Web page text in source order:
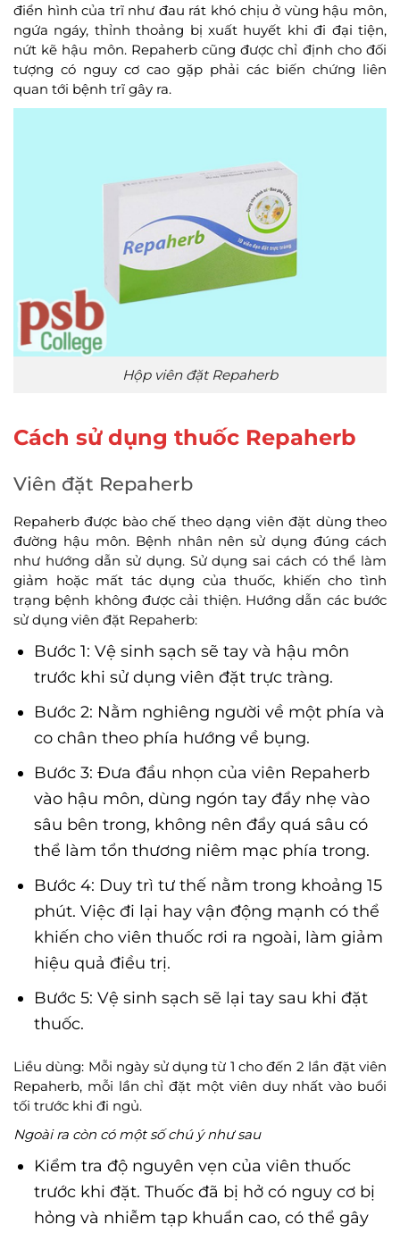
điển hình của trĩ như đau rát khó chịu ở vùng hậu môn,
ngứa ngáy, thỉnh thoảng bị xuất huyết khi đi đại tiện,
nứt kẽ hậu môn. Repaherb cũng được chỉ định cho đối
tượng có nguy cơ cao gặp phải các biến chứng liên
quan tới bệnh trĩ gây ra.
Hộp viên đặt Repaherb
Cách sử dụng thuốc Repaherb
Viên đặt Repaherb
Repaherb được bào chế theo dạng viên đặt dùng theo
đường hậu môn. Bệnh nhân nên sử dụng đúng cách
như hướng dẫn sử dụng. Sử dụng sai cách có thể làm
giảm hoặc mất tác dụng của thuốc, khiến cho tình
trạng bệnh không được cải thiện. Hướng dẫn các bước
sử dụng viên đặt Repaherb:
Bước 1: Vệ sinh sạch sẽ tay và hậu môn
trước khi sử dụng viên đặt trực tràng.
Bước 2: Nằm nghiêng người về một phía và
co chân theo phía hướng về bụng.
Bước 3: Đưa đầu nhọn của viên Repaherb
vào hậu môn, dùng ngón tay đẩy nhẹ vào
sâu bên trong, không nên đẩy quá sâu có
thể làm tổn thương niêm mạc phía trong.
Bước 4: Duy trì tư thế nằm trong khoảng 15
phút. Việc đi lại hay vận động mạnh có thể
khiến cho viên thuốc rơi ra ngoài, làm giảm
hiệu quả điều trị.
Bước 5: Vệ sinh sạch sẽ lại tay sau khi đặt
thuốc.
Liều dùng: Mỗi ngày sử dụng từ 1 cho đến 2 lần đặt viên
Repaherb, mỗi lần chỉ đặt một viên duy nhất vào buổi
tối trước khi đi ngủ.
Ngoài ra còn có một số chú ý như sau
Kiểm tra độ nguyên vẹn của viên thuốc
trước khi đặt. Thuốc đã bị hở có nguy cơ bị
hỏng và nhiễm tạp khuẩn cao, có thể gây